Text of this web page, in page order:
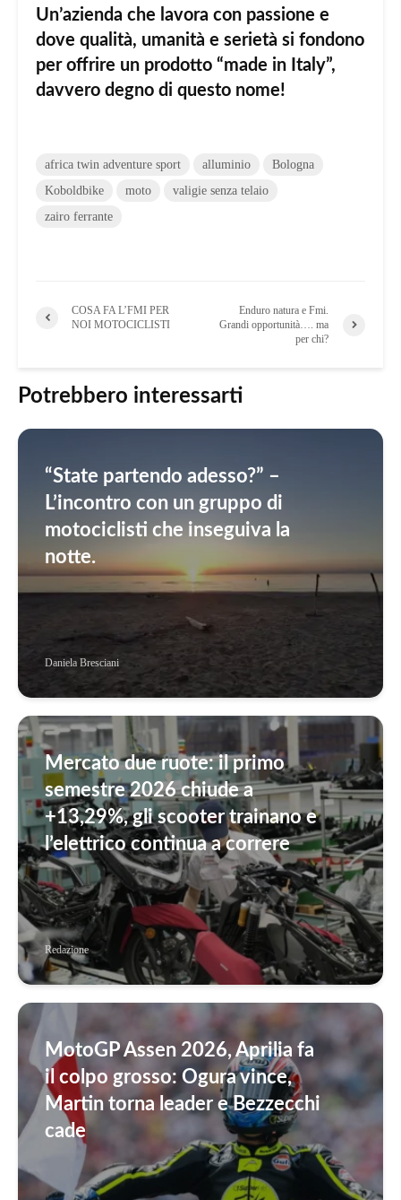
Un’azienda che lavora con passione e
dove qualità, umanità e serietà si fondono
per offrire un prodotto “made in Italy”,
davvero degno di questo nome!
africa twin adventure sport alluminio
Bologna
Koboldbike
moto
valigie senza telaio
zairo ferrante
COSA FA L’FMI PER
NOI MOTOCICLISTI
Enduro natura e Fmi.
Grandi opportunità…. ma
per chi?
Potrebbero interessarti
“State partendo adesso?” –
L’incontro con un gruppo di
motociclisti che inseguiva la
notte.
Daniela Bresciani
Mercato due ruote: il primo
semestre 2026 chiude a
+13,29%, gli scooter trainano e
l’elettrico continua a correre
Redazione
MotoGP Assen 2026, Aprilia fa
il colpo grosso: Ogura vince,
Martin torna leader e Bezzecchi
cade